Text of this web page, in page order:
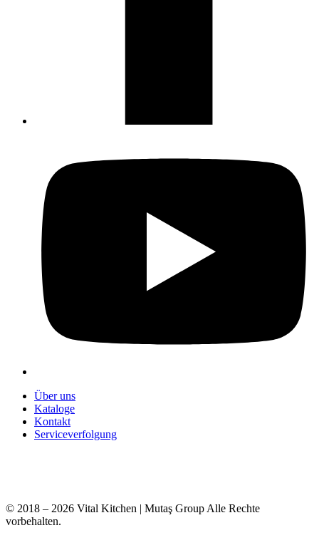
Über uns
Kataloge
Kontakt
Serviceverfolgung
© 2018 – 2026 Vital Kitchen | Mutaş Group Alle Rechte
vorbehalten.